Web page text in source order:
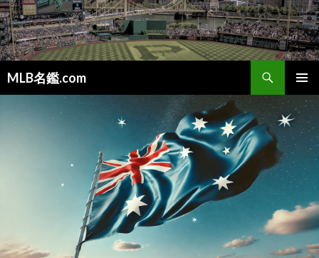
MLB名鑑.com
索
メインメ
ニュー
テ